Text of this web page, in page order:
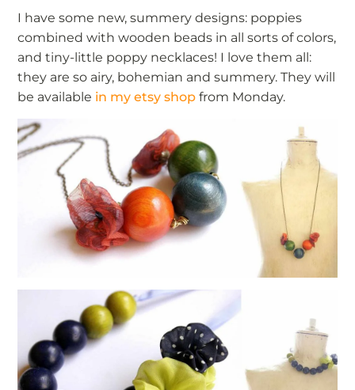
I have some new, summery designs: poppies
combined with wooden beads in all sorts of colors,
and tiny-little poppy necklaces! I love them all:
they are so airy, bohemian and summery. They will
be available in my etsy shop from Monday.